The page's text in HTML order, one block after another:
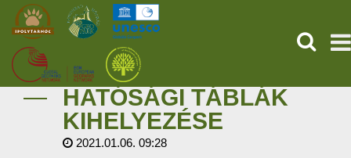
KEZDŐOLDAL
ŐSVILÁGI POMPEJI
HATÓSÁGI TÁBLÁK
KIHELYEZÉSE
2021.01.06. 09:28